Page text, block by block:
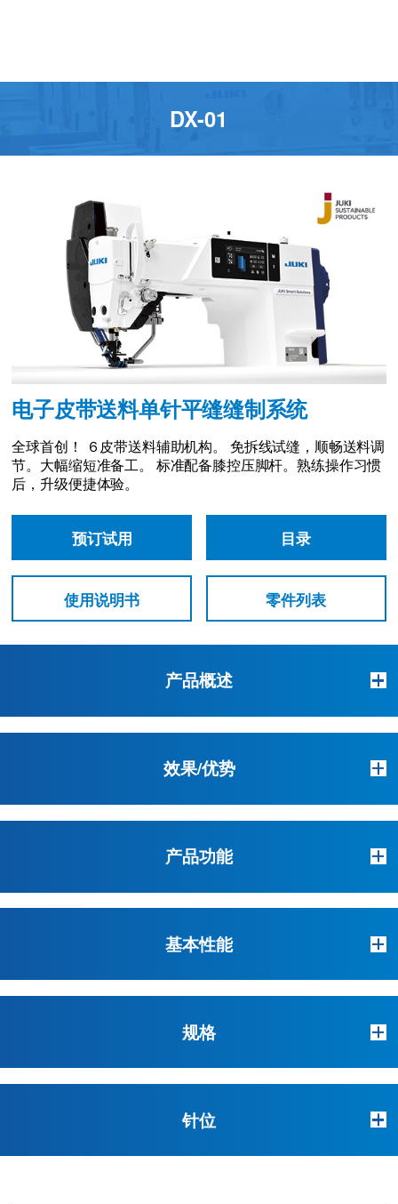
DX-01
电子皮带送料单针平缝缝制系统
全球首创！ ６皮带送料辅助机构。
免拆线试缝，顺畅送料调
节。大幅缩短准备工。
标准配备膝控压脚杆。熟练操作习惯
后，升级便捷体验。
预订试用 目录
使用说明书 零件列表
产品概述
效果/优势
产品功能
基本性能
规格
针位